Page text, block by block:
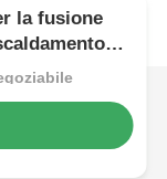
la fusione